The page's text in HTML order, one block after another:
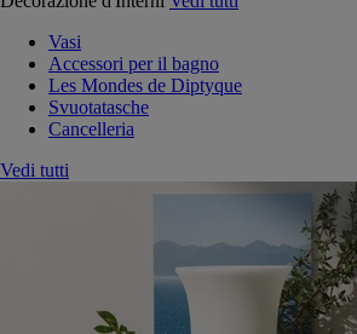
Vasi
Accessori per il bagno
Les Mondes de Diptyque
Svuotatasche
Cancelleria
Vedi tutti